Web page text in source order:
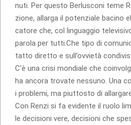
nuti. Per que­sto Ber­lu­sconi teme
zione, allarga il poten­ziale bacino
ca­tore che, col lin­guag­gio
parola per tutti.Che tipo di
tatto diretto e sull’ovvietà
C’è una crisi mon­diale che
ha ancora tro­vate nes­suno. Una
i pro­blemi, ma piut­to­sto di
Con Renzi si fa evi­dente il ruolo
le deci­sioni vere, deci­sioni che